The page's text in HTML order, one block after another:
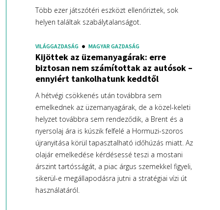
Több ezer játszótéri eszközt ellenőriztek, sok
helyen találtak szabálytalanságot.
VILÁGGAZDASÁG MAGYAR GAZDASÁG
Kijöttek az üzemanyagárak: erre
biztosan nem számítottak az autósok –
ennyiért tankolhatunk keddtől
A hétvégi csökkenés után továbbra sem
emelkednek az üzemanyagárak, de a közel-keleti
helyzet továbbra sem rendeződik, a Brent és a
nyersolaj ára is kúszik felfelé a Hormuzi-szoros
újranyitása körül tapasztalható időhúzás miatt. Az
olajár emelkedése kérdésessé teszi a mostani
árszint tartósságát, a piac árgus szemekkel figyeli,
sikerül-e megállapodásra jutni a stratégiai vízi út
használatáról.